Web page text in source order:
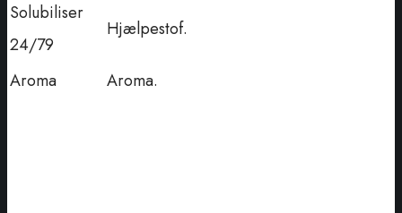
Solubiliser
24/79
Hjælpestof.
Aroma Aroma.